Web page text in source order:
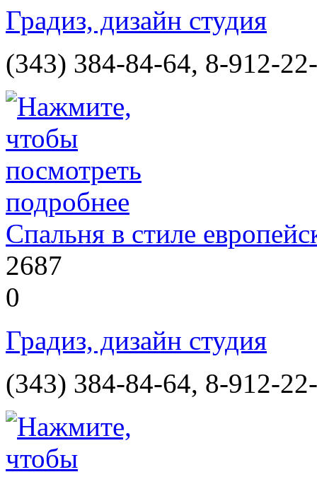
Градиз, дизайн студия
(343) 384-84-64, 8-912-
Спальня в стиле
2687
0
Градиз, дизайн студия
(343) 384-84-64, 8-912-